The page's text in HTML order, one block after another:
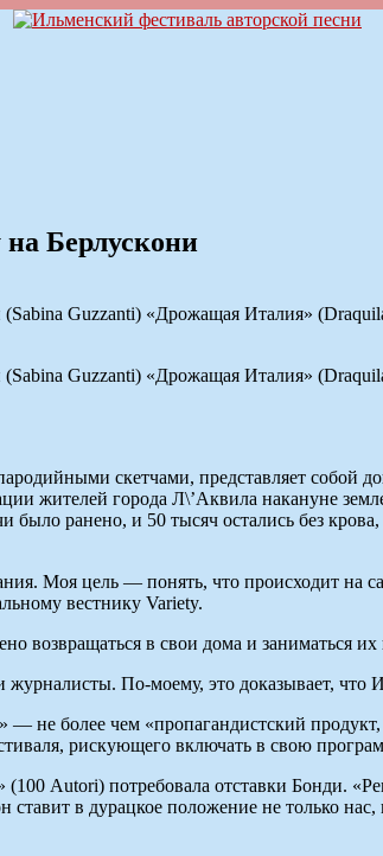
Берлускони
Guzzanti) «Дрожащая Италия»
Guzzanti) «Дрожащая Италия»
скетчами, представляет собой
жителей города Л\’Аквила накануне
ранено, и 50 тысяч остались без
Моя цель — понять, что происходит на
вестнику Variety.
возвращаться в свои дома и заниматься их
По-моему, это доказывает, что
более чем «пропагандистский
рискующего включать в свою
(100 Autori) потребовала отставки Бонди.
в дурацкое положение не только